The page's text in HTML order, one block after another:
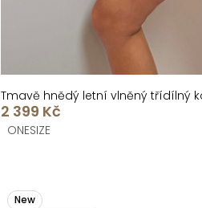
Tmavě hnědý letní vlněný třídílný
2 399 Kč
ONESIZE
New